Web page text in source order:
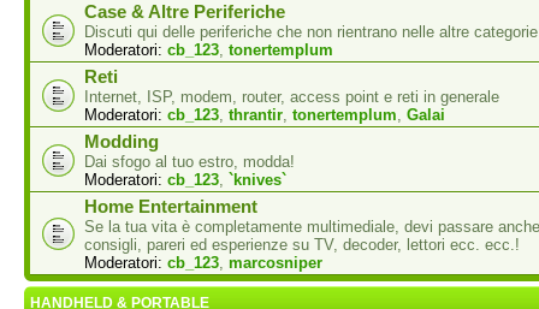
Case & Altre Periferiche
Discuti qui delle periferiche che non rientrano nelle altre
Moderatori: cb_123, tonertemplum
Reti
Internet, ISP, modem, router, access point e reti in generale
Moderatori: cb_123, thrantir, tonertemplum, Galai
Modding
Dai sfogo al tuo estro, modda!
Moderatori: cb_123, `knives`
Home Entertainment
Se la tua vita è completamente multimediale, devi passare
consigli, pareri ed esperienze su TV, decoder, lettori ecc. ecc.!
Moderatori: cb_123, marcosniper
HANDHELD & PORTABLE